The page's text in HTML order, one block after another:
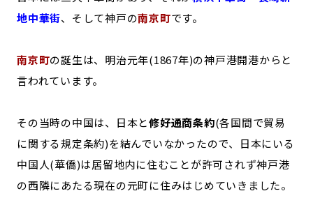
地中華街、そして神戸の南京町です。
南京町の誕生は、明治元年(1867年)の神戸港開港からと
言われています。
その当時の中国は、日本と修好通商条約(各国間で貿易
に関する規定条約)を結んでいなかったので、日本にいる
中国人(華僑)は居留地内に住むことが許可されず神戸港
の西隣にあたる現在の元町に住みはじめていきました。